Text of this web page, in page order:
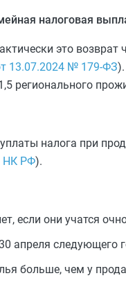
налоговая
это возврат
13.07.2024 № 179-ФЗ
регионального
налога при
НК РФ).
если они учатся
апреля следующего
больше, чем у